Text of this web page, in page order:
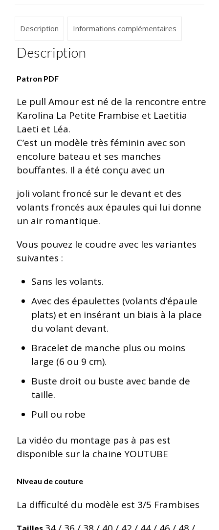
Description Informations complémentaires
Description
Patron PDF
Le pull Amour est né de la rencontre entre
Karolina La Petite Frambise et Laetitia
Laeti et Léa.
C’est un modèle très féminin avec son
encolure bateau et ses manches
bouffantes. Il a été conçu avec un
joli volant froncé sur le devant et des
volants froncés aux épaules qui lui donne
un air romantique.
Vous pouvez le coudre avec les variantes
suivantes :
Sans les volants.
Avec des épaulettes (volants d’épaule
plats) et en insérant un biais à la place
du volant devant.
Bracelet de manche plus ou moins
large (6 ou 9 cm).
Buste droit ou buste avec bande de
taille.
Pull ou robe
La vidéo du montage pas à pas est
disponible sur la chaine YOUTUBE
Niveau de couture
La difficulté du modèle est 3/5 Frambises